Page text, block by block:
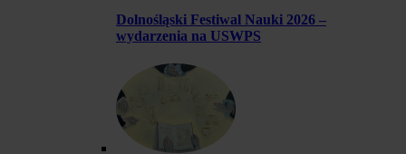
Dolnośląski Festiwal Nauki 2026 –
wydarzenia na USWPS